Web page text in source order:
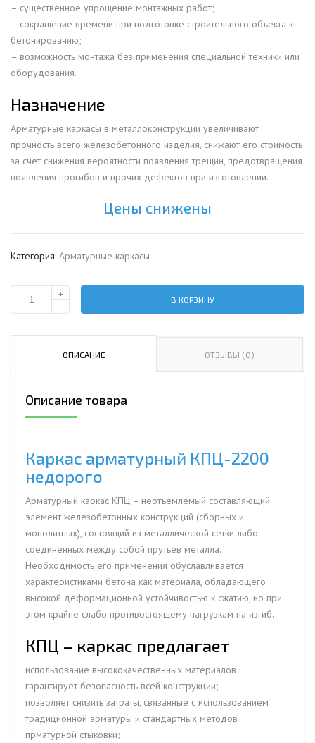
– существенное упрощение монтажных работ;
– сокращение времени при подготовке строительного объекта к
бетонированию;
– возможность монтажа без применения специальной техники или
оборудования.
Назначение
Арматурные каркасы в металлоконструкции увеличивают
прочность всего железобетонного изделия, снижают его стоимость
за счет снижения вероятности появления трещин, предотвращения
появления прогибов и прочих дефектов при изготовлении.
Цены снижены
Категория: Арматурные каркасы
Количество
арматурный
+
-
В КОРЗИНУ
ОПИСАНИЕ ОТЗЫВЫ (0)
Описание товара
Каркас арматурный КПЦ-2200
недорого
Арматурный каркас КПЦ – неотъемлемый составляющий
элемент железобетонных конструкций (сборных и
монолитных), состоящий из металлической сетки либо
соединенных между собой прутьев металла.
Необходимость его применения обуславливается
характеристиками бетона как материала, обладающего
высокой деформационной устойчивостью к сжатию, но при
этом крайне слабо противостоящему нагрузкам на изгиб.
КПЦ – каркас предлагает
использование высококачественных материалов
гарантирует безопасность всей конструкции;
позволяет снизить затраты, связанные с использованием
традиционной арматуры и стандартных методов
прматурной стыковки;